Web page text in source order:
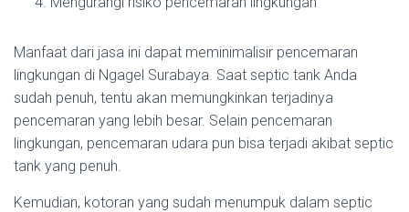
Manfaat dari jasa ini dapat meminimalisir pencemaran
lingkungan di Ngagel Surabaya. Saat septic tank Anda
sudah penuh, tentu akan memungkinkan terjadinya
pencemaran yang lebih besar. Selain pencemaran
lingkungan, pencemaran udara pun bisa terjadi akibat septic
tank yang penuh.
Kemudian, kotoran yang sudah menumpuk dalam septic